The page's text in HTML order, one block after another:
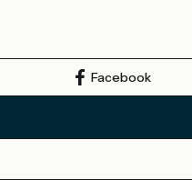
Facebook